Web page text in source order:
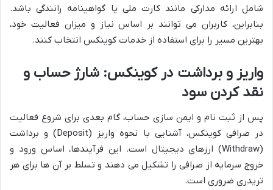
شامل ارائه مدارکی مانند کارت ملی یا گواهینامه رانندگی باشد.
بنابراین، کاربران می توانند بر اساس نیاز و میزان فعالیت خود،
بهترین مسیر را برای استفاده از خدمات کوینکس انتخاب کنند.
واریز و برداشت در کوینکس: شارژ حساب و
نقد کردن سود
پس از ثبت نام و ایمن سازی حساب، گام بعدی برای شروع فعالیت
در صرافی کوینکس، آشنایی با نحوه واریز (Deposit) و برداشت
(Withdraw) ارزهای دیجیتال است. این فرآیندها، اساس ورود و
خروج سرمایه از صرافی را تشکیل می دهند و تسلط بر آن ها برای هر
تریدری ضروری است.